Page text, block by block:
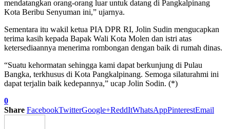
mendatangkan orang-orang luar untuk datang di Pangkalpinang
Kota Beribu Senyuman ini,” ujarnya.
Sementara itu wakil ketua PIA DPR RI, Jolin Sudin mengucapkan
terima kasih kepada Bapak Wali Kota Molen dan istri atas
ketersediaannya menerima rombongan dengan baik di rumah dinas.
“Suatu kehormatan sehingga kami dapat berkunjung di Pulau
Bangka, terkhusus di Kota Pangkalpinang. Semoga silaturahmi ini
dapat terjalin baik kedepannya,” ucap Jolin Sodin. (*)
0
Share FacebookTwitterGoogle+ReddItWhatsAppPinterestEmail